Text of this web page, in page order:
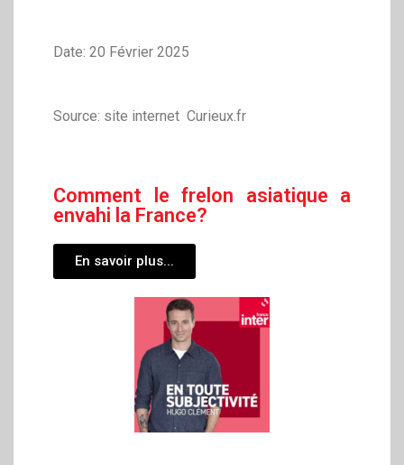
Date: 20 Février 2025
Source: site internet Curieux.fr
Comment le frelon asiatique a
envahi la France?
En savoir plus...